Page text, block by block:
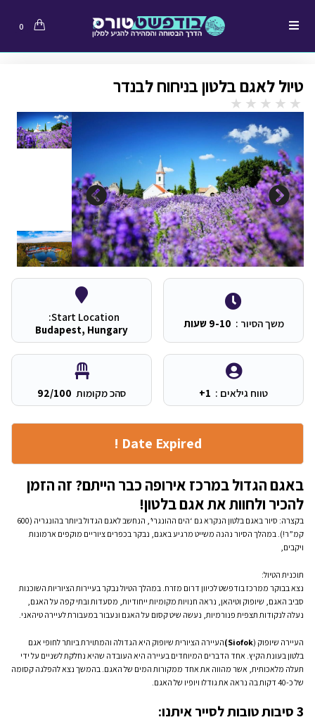
0
טיול לאגם בלטון בניחוח לבנדר
משך הסיור : 9-10 שעות
Start Location:
Budapest, Hungary
טווח גילאים : 1+ סהכ מקומות 92/100
Date Expired !
באגם הגדול במרכז אירופה כבר הייתם? זה הזמן
להכיר ולחוות את אגם בלטון!
בקצרה: סיור באגם בלטון הנקרא גם ‘הים ההונגרי’, הנחשב לאגם הגדול ביותר בהונגריה (600
קמ”ר!). במהלך הסיור נהנה משייט מרגיע באגם, נבקר בכפרים ציוריים מוקפים ארמונות
ויקבים,
תוכנית הטיול:
נצא בבוקר ממרכז בודפשט לכיוון דרום מזרח. במהלך הטיול נבקר בעיירות הציוריות השוכנות
סביב האגם, שיופוק וטיהאן, נראה חנויות מקומיות ייחודיות, מסעדות ובתי קפה על האגם,
נעלה לנקודות תצפית פנורמיות, נעשה שיט קסום על האגם ונעבור במעבורת לעיירה טיהאני.
העיירה שיופוק (Siofok) העיירה הציורית שיופוק היא הגדולה והמתוירת ביותר לחופי אגם
בלטון בעונת הקיץ. אחד הדברים המיוחדים בעיירה היא העובדה שהיא נחלקת לשניים על ידי
תעלה מלאכותית, אשר מהווה את אחד ממקורות המים של האגם. בהמשך נצא להפלגה קסומה
של כ-40 דקות בה נראה את גודלו ויופיו של האגם.
3סיבות טובות לסייר איתנו: